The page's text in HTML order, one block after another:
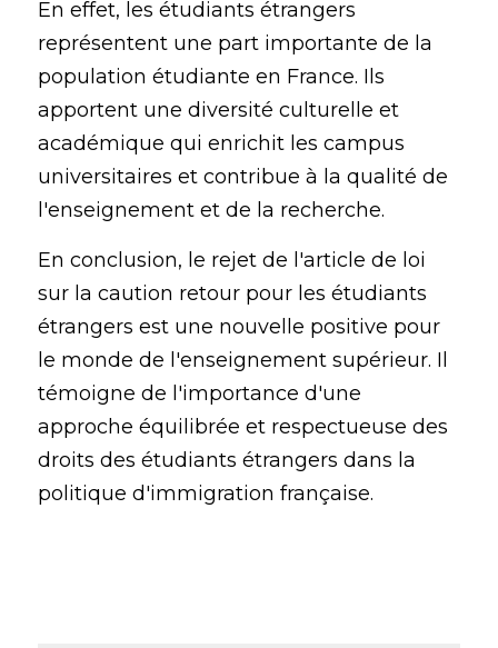
En effet, les étudiants étrangers
représentent une part importante de la
population étudiante en France. Ils
apportent une diversité culturelle et
académique qui enrichit les campus
universitaires et contribue à la qualité de
l'enseignement et de la recherche.
En conclusion, le rejet de l'article de loi
sur la caution retour pour les étudiants
étrangers est une nouvelle positive pour
le monde de l'enseignement supérieur. Il
témoigne de l'importance d'une
approche équilibrée et respectueuse des
droits des étudiants étrangers dans la
politique d'immigration française.